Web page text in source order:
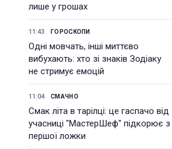
лише у грошах
11:43 ГОРОСКОПИ
Одні мовчать, інші миттєво
вибухають: хто зі знаків Зодіаку
не стримує емоцій
11:04 СМАЧНО
Смак літа в тарілці: це гаспачо від
учасниці "МастерШеф" підкорює з
першої ложки